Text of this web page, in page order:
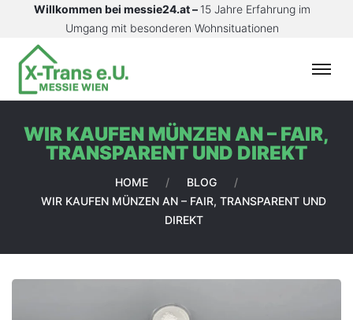
Willkommen bei messie24.at – 15 Jahre Erfahrung im
Umgang mit besonderen Wohnsituationen
S
T
R
WIR KAUFEN MÜNZEN AN – FAIR,
TRANSPARENT UND DIREKT
HOME / BLOG
/
WIR KAUFEN MÜNZEN AN – FAIR, TRANSPARENT UND
DIREKT